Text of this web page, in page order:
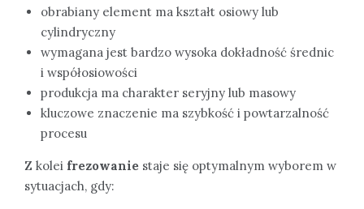
obrabiany element ma kształt osiowy lub
cylindryczny
wymagana jest bardzo wysoka dokładność średnic
i współosiowości
produkcja ma charakter seryjny lub masowy
kluczowe znaczenie ma szybkość i powtarzalność
procesu
Z kolei frezowanie staje się optymalnym wyborem w
sytuacjach, gdy: